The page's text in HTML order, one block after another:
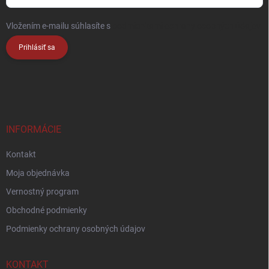
Vložením e-mailu súhlasíte s
Prihlásiť sa
INFORMÁCIE
Kontakt
Moja objednávka
Vernostný program
Obchodné podmienky
Podmienky ochrany osobných údajov
KONTAKT